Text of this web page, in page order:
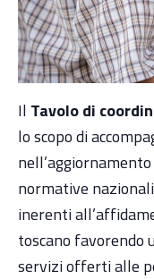
Il Tavolo di
lo scopo di
normative
inerenti
toscano favorendo
servizi offerti alle